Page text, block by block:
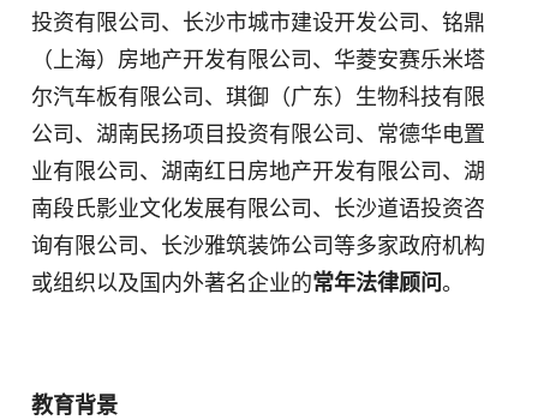
投资有限公司、长沙市城市建设开发公司、铭鼎
（上海）房地产开发有限公司、华菱安赛乐米塔
尔汽车板有限公司、琪御（广东）生物科技有限
公司、湖南民扬项目投资有限公司、常德华电置
业有限公司、湖南红日房地产开发有限公司、湖
南段氏影业文化发展有限公司、长沙道语投资咨
询有限公司、长沙雅筑装饰公司等多家政府机构
或组织以及国内外著名企业的常年法律顾问。
教育背景